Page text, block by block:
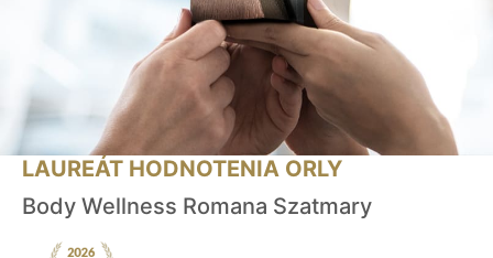
LAUREÁT HODNOTENIA ORLY
Body Wellness Romana Szatmary